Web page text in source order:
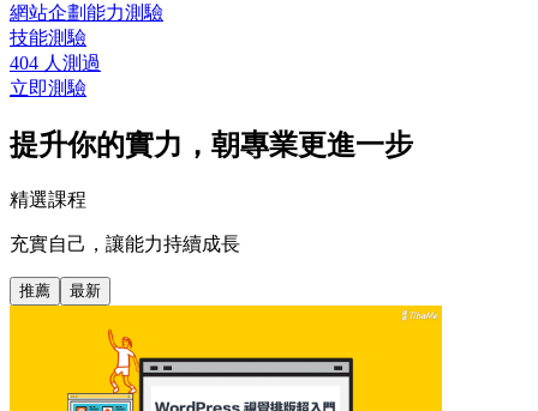
網站企劃能力測驗
技能測驗
404 人測過
立即測驗
提升你的實力，朝專業更進一步
精選課程
充實自己，讓能力持續成長
推薦 最新